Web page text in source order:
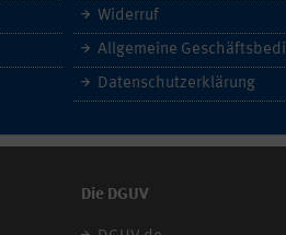
Widerruf
Datenschutzerklärung
Die DGUV